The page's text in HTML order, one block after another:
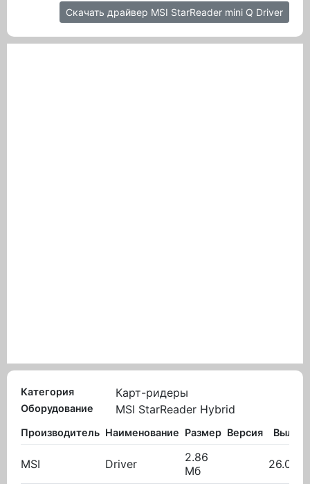
Скачать драйвер MSI StarReader mini Q Driver
Категория Карт-ридеры
Оборудование MSI StarReader Hybrid
Производитель Наименование Размер Версия
MSI Driver
2.86
Мб